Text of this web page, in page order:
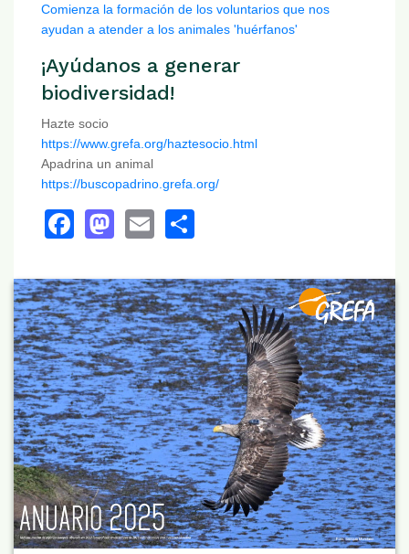
Comienza la formación de los voluntarios que nos
ayudan a atender a los animales 'huérfanos'
¡Ayúdanos a generar
biodiversidad!
Hazte socio
https://www.grefa.org/haztesocio.html
Apadrina un animal
https://buscopadrino.grefa.org/
Facebook
Mastodon
Email